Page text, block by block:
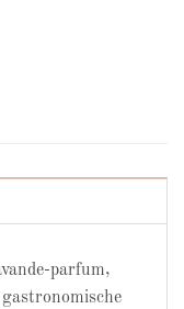
parfum,
gastronomische